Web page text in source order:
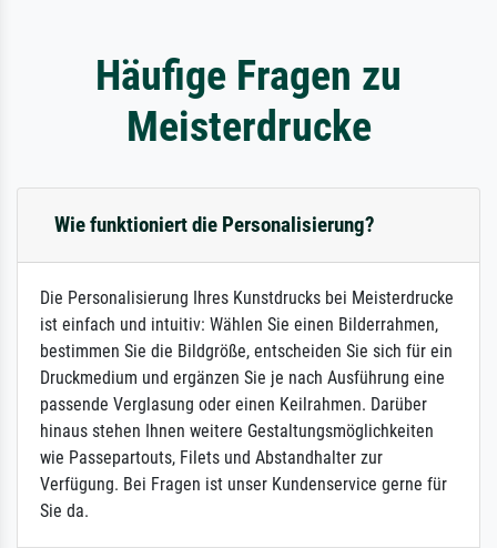
Häufige Fragen zu
Meisterdrucke
Wie funktioniert die Personalisierung?
Die Personalisierung Ihres Kunstdrucks bei Meisterdrucke
ist einfach und intuitiv: Wählen Sie einen Bilderrahmen,
bestimmen Sie die Bildgröße, entscheiden Sie sich für ein
Druckmedium und ergänzen Sie je nach Ausführung eine
passende Verglasung oder einen Keilrahmen. Darüber
hinaus stehen Ihnen weitere Gestaltungsmöglichkeiten
wie Passepartouts, Filets und Abstandhalter zur
Verfügung. Bei Fragen ist unser Kundenservice gerne für
Sie da.